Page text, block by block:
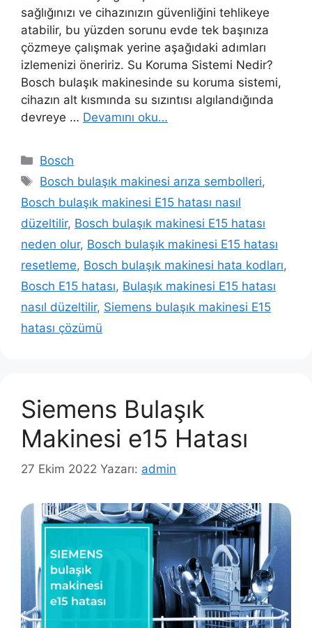
sağlığınızı ve cihazınızın güvenliğini tehlikeye
atabilir, bu yüzden sorunu evde tek başınıza
çözmeye çalışmak yerine aşağıdaki adımları
izlemenizi öneririz. Su Koruma Sistemi Nedir?
Bosch bulaşık makinesinde su koruma sistemi,
cihazın alt kısmında su sızıntısı algılandığında
devreye … Devamını oku…
Kategoriler
Bosch
Etiketler
Bosch bulaşık makinesi arıza sembolleri,
Bosch bulaşık makinesi E15 hatası nasıl
düzeltilir, Bosch bulaşık makinesi E15 hatası
neden olur, Bosch bulaşık makinesi E15 hatası
resetleme, Bosch bulaşık makinesi hata kodları,
Bosch E15 hatası, Bulaşık makinesi E15 hatası
nasıl düzeltilir, Siemens bulaşık makinesi E15
hatası çözümü
Siemens Bulaşık
Makinesi e15 Hatası
27 Ekim 2022 Yazarı: admin